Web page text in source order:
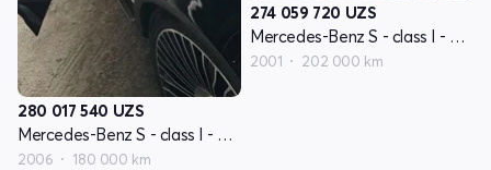
280 017 540 UZS
Mercedes-Benz S - class I - avlod W221
2006 180 000 km
274 059 720 UZS
Mercedes-Benz S - class I - avlod W220
2001 202 000 km